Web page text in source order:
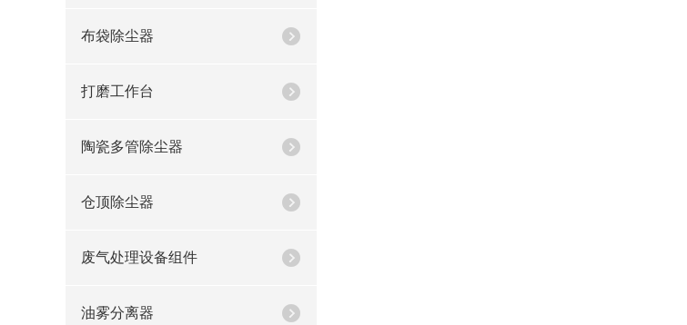
布袋除尘器
打磨工作台
陶瓷多管除尘器
仓顶除尘器
废气处理设备组件
油雾分离器